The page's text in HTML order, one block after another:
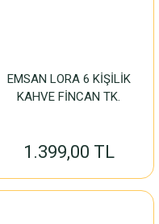
EMSAN LORA 6 KİŞİLİK
KAHVE FİNCAN TK.
1.399,00 TL